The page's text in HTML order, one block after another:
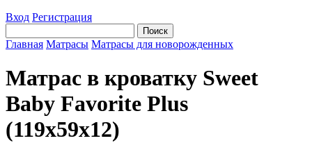
Вход Регистрация
Главная Матрасы Матрасы для новорожденных
Матрас в кроватку Sweet
Baby Favorite Plus
(119х59х12)